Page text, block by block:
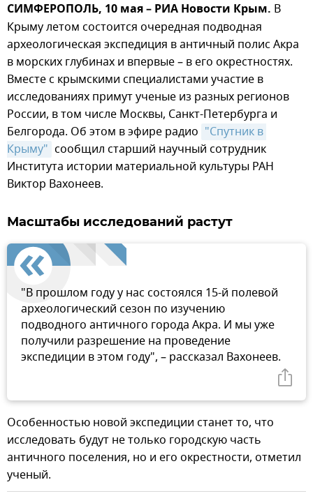
СИМФЕРОПОЛЬ, 10 мая – РИА Новости Крым. В
Крыму летом состоится очередная подводная
археологическая экспедиция в античный полис Акра
в морских глубинах и впервые – в его окрестностях.
Вместе с крымскими специалистами участие в
исследованиях примут ученые из разных регионов
России, в том числе Москвы, Санкт-Петербурга и
Белгорода. Об этом в эфире радио "Спутник в
Крыму" сообщил старший научный сотрудник
Института истории материальной культуры РАН
Виктор Вахонеев.
Масштабы исследований растут
"В прошлом году у нас состоялся 15-й полевой
археологический сезон по изучению
подводного античного города Акра. И мы уже
получили разрешение на проведение
экспедиции в этом году", – рассказал Вахонеев.
Особенностью новой экспедиции станет то, что
исследовать будут не только городскую часть
античного поселения, но и его окрестности, отметил
ученый.